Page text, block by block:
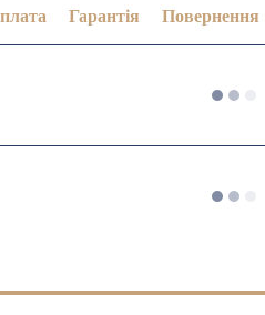
Гарантія Повернення